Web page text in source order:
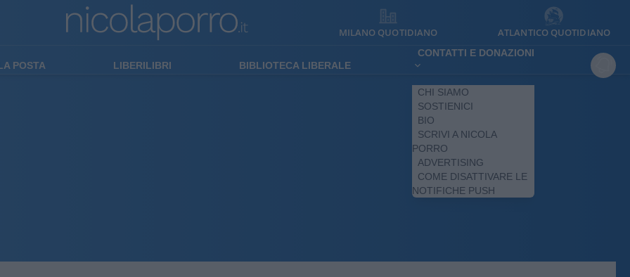
MILANO QUOTIDIANO ATLANTICO QUOTIDIANO
POSTA LIBERILIBRI BIBLIOTECA LIBERALE
CONTATTI E DONAZIONI
CHI SIAMO
SOSTIENICI
BIO
SCRIVI A NICOLA
PORRO
ADVERTISING
COME DISATTIVARE LE
NOTIFICHE PUSH